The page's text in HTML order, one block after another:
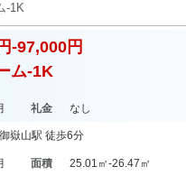
-1K
-97,000円
ム-1K
礼金 なし
御嶽山駅 徒歩6分
面積 25.01㎡-26.47㎡